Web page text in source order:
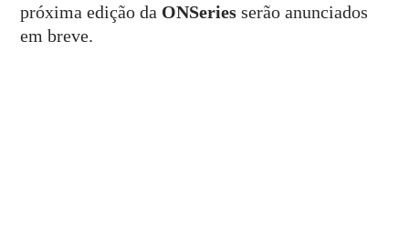
próxima edição da ONSeries serão anunciados
em breve.